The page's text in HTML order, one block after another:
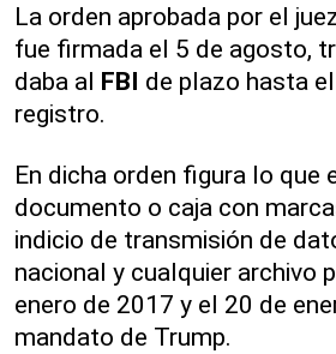
La orden aprobada por el
fue firmada el 5 de agosto,
daba al FBI de plazo hasta
registro.
En dicha orden figura lo que
documento o caja con
indicio de transmisión de
nacional y cualquier archivo
enero de 2017 y el 20 de
mandato de Trump.